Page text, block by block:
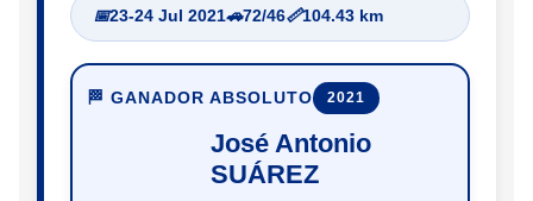
📅23-24 Jul 2021🚗72/46📏104.43 km
🏁 GANADOR ABSOLUTO 2021
José Antonio
SUÁREZ